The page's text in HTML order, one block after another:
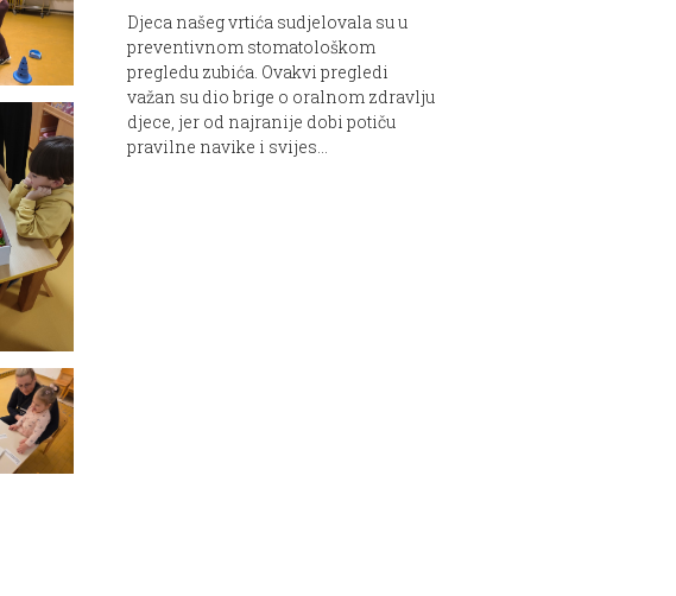
Djeca našeg vrtića sudjelovala su u
preventivnom stomatološkom
pregledu zubića. Ovakvi pregledi
važan su dio brige o oralnom zdravlju
djece, jer od najranije dobi potiču
pravilne navike i svijes...